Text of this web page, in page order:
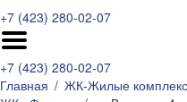
+7 (423) 280-02-07
+7 (423) 280-02-07
Главная
ЖК-Жилые